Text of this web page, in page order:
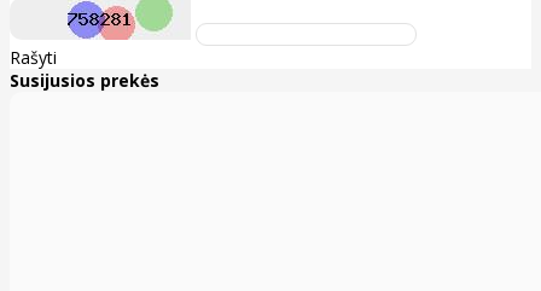
Rašyti
Susijusios prekės